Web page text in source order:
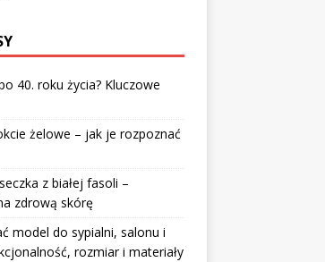
40. roku życia? Kluczowe
żelowe – jak je rozpoznać
z białej fasoli –
zdrową skórę
model do sypialni, salonu i
rozmiar i materiały